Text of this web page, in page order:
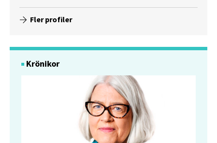
Fler profiler
Krönikor